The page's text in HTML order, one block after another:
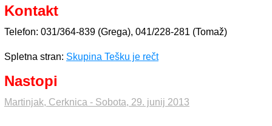
Kontakt
Telefon: 031/364-839 (Grega), 041/228-281 (Tomaž)
Spletna stran: Skupina Tešku je rečt
Nastopi
Martinjak, Cerknica - Sobota, 29. junij 2013